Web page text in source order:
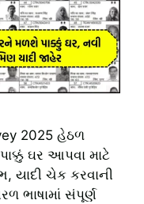
2025 હેઠળ
ઘર આપવા માટે
યાદી ચેક કરવાની
ભાષામાં સંપૂર્ણ